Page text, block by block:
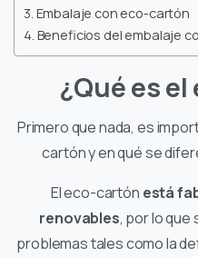
Embalaje con eco-cartón
Beneficios del embalaje
¿Qué es
Primero que nada, es
cartón y en qué se
El eco-cartón está
renovables, por lo que
problemas tales como la